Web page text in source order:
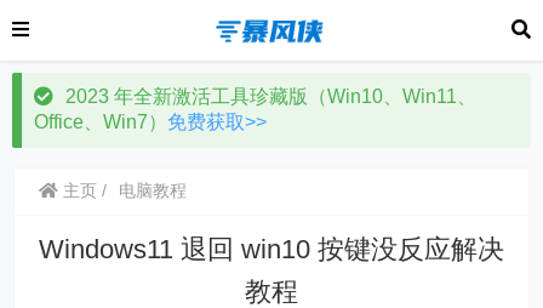
2023 年全新激活工具珍藏版（Win10、Win11、
Office、Win7） 免费获取>>
主页 电脑教程
Windows11 退回 win10 按键没反应解决
教程